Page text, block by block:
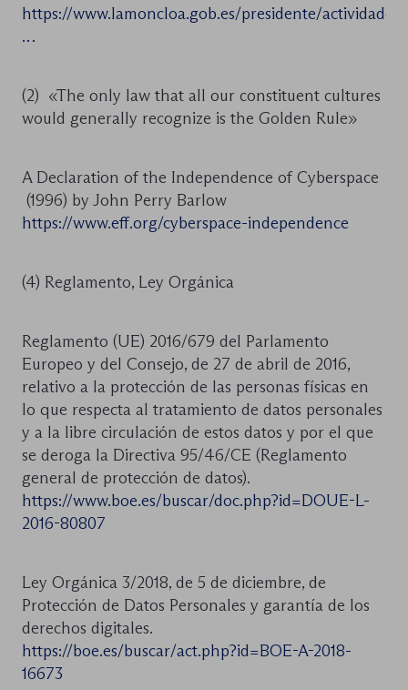
https://www.lamoncloa.gob.es/presidente/actividades/
…
(2) «The only law that all our constituent cultures
would generally recognize is the Golden Rule»
A Declaration of the Independence of Cyberspace
(1996) by John Perry Barlow
https://www.eff.org/cyberspace-independence
(4) Reglamento, Ley Orgánica
Reglamento (UE) 2016/679 del Parlamento
Europeo y del Consejo, de 27 de abril de 2016,
relativo a la protección de las personas físicas en
lo que respecta al tratamiento de datos personales
y a la libre circulación de estos datos y por el que
se deroga la Directiva 95/46/CE (Reglamento
general de protección de datos).
https://www.boe.es/buscar/doc.php?id=DOUE-L-
2016-80807
Ley Orgánica 3/2018, de 5 de diciembre, de
Protección de Datos Personales y garantía de los
derechos digitales.
https://boe.es/buscar/act.php?id=BOE-A-2018-
16673